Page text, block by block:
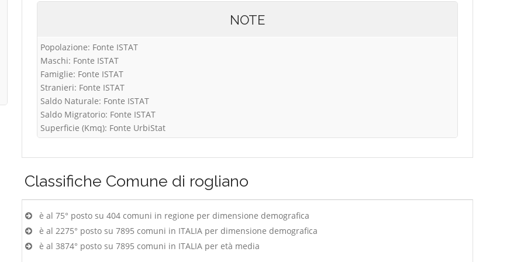
NOTE
Popolazione: Fonte ISTAT
Maschi: Fonte ISTAT
Famiglie: Fonte ISTAT
Stranieri: Fonte ISTAT
Saldo Naturale: Fonte ISTAT
Saldo Migratorio: Fonte ISTAT
Superficie (Kmq): Fonte UrbiStat
Classifiche Comune di rogliano
è al 75° posto su 404 comuni in regione per dimensione demografica
è al 2275° posto su 7895 comuni in ITALIA per dimensione demografica
è al 3874° posto su 7895 comuni in ITALIA per età media